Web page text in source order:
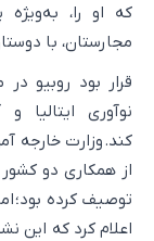
که او را،
مجارستان، با
قرار بود روبیو در
نوآوری ایتالیا
کند. وزارت خارجه
از همکاری دو
توصیف کرده بود؛
اعلام کرد که این